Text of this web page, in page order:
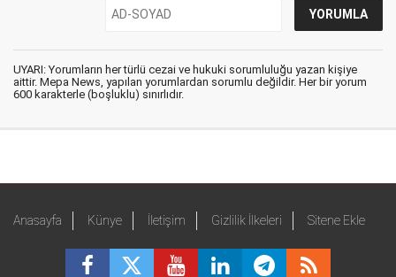
UYARI: Yorumların her türlü cezai ve hukuki sorumluluğu yazan kişiye
aittir. Mepa News, yapılan yorumlardan sorumlu değildir. Her bir yorum
600 karakterle (boşluklu) sınırlıdır.
Anasayfa Künye İletişim Gizlilik İlkeleri Sitene Ekle